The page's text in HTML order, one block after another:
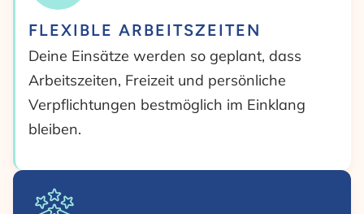
FLEXIBLE ARBEITSZEITEN
Deine Einsätze werden so geplant, dass
Arbeitszeiten, Freizeit und persönliche
Verpflichtungen bestmöglich im Einklang
bleiben.